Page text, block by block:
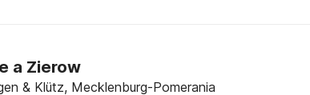
a Zierow
& Klütz, Mecklenburg-Pomerania